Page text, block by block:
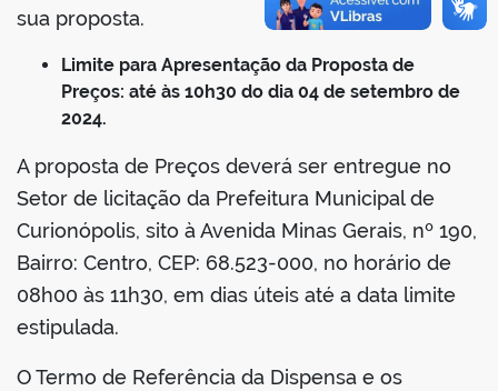
sua proposta.
Limite para Apresentação da Proposta de
Preços: até às 10h30 do dia 04 de setembro de
2024.
A proposta de Preços deverá ser entregue no
Setor de licitação da Prefeitura Municipal de
Curionópolis, sito à Avenida Minas Gerais, nº 190,
Bairro: Centro, CEP: 68.523-000, no horário de
08h00 às 11h30, em dias úteis até a data limite
estipulada.
O Termo de Referência da Dispensa e os